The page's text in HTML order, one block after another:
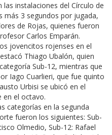
instalaciones del Círculo de
más 3 segundos por jugada,
de Rojas, quienes fueron
Carlos Emparán.
jovencitos rojenses en el
Thiago Ubalón, quien
Sub-12, mientras que
Iago Cuarlieri, que fue quinto
Urbisi se ubicó en el
en el octavo.
categorías en la segunda
fueron los siguientes: Sub-
Olmedio, Sub-12: Rafael